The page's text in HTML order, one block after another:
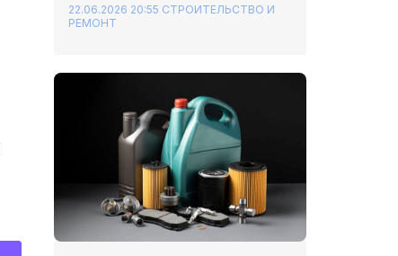
22.06.2026 20:55 СТРОИТЕЛЬСТВО И
РЕМОНТ